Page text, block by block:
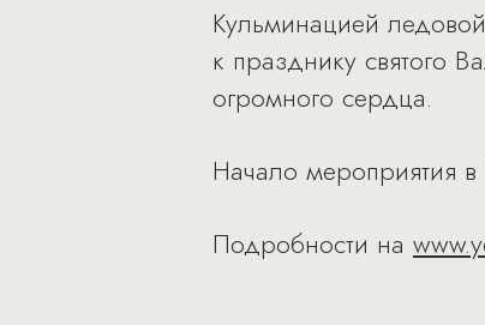
Кульминацией
к празднику святого
огромного сердца.
Начало мероприятия
Подробности на